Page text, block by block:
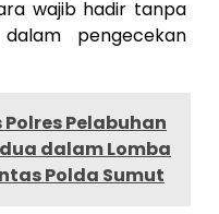
wajib hadir tanpa
pengecekan
Pelabuhan
dalam Lomba
Polda Sumut